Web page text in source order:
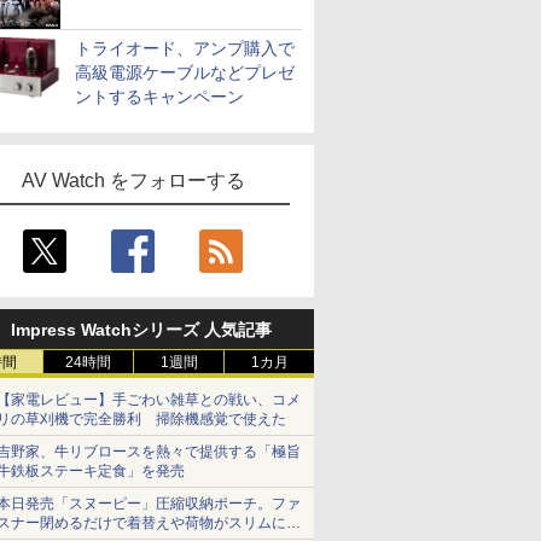
トライオード、アンプ購入で
高級電源ケーブルなどプレゼ
ントするキャンペーン
AV Watch をフォローする
Impress Watchシリーズ 人気記事
24時間 1週間 1カ月
家電レビュー】手ごわい雑草との戦い、コメ
の草刈機で完全勝利 掃除機感覚で使えた
野家、牛リブロースを熱々で提供する「極旨
鉄板ステーキ定食」を発売
日発売「スヌーピー」圧縮収納ポーチ。ファ
ナー閉めるだけで着替えや荷物がスリムにま